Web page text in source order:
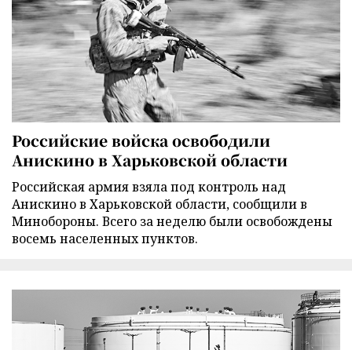
Российские войска освободили
Анискино в Харьковской области
Российская армия взяла под контроль над
Анискино в Харьковской области, сообщили в
Минобороны. Всего за неделю были освобождены
восемь населенных пунктов.